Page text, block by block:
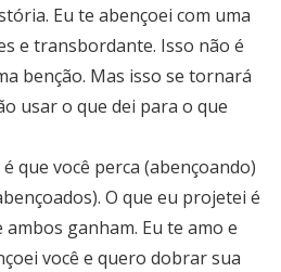
Eu te abençoei com uma
e transbordante. Isso não é
benção. Mas isso se tornará
usar o que dei para o que
que você perca (abençoando)
O que eu projetei é
ambos ganham. Eu te amo e
você e quero dobrar sua